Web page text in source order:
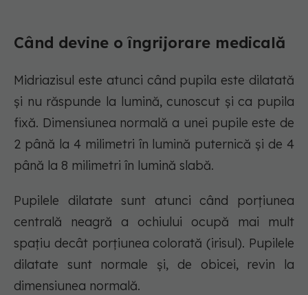
Când devine o îngrijorare medicală
Midriazisul este atunci când pupila este dilatată
și nu răspunde la lumină, cunoscut și ca pupila
fixă. Dimensiunea normală a unei pupile este de
2 până la 4 milimetri în lumină puternică și de 4
până la 8 milimetri în lumină slabă.
Pupilele dilatate sunt atunci când porțiunea
centrală neagră a ochiului ocupă mai mult
spațiu decât porțiunea colorată (irisul). Pupilele
dilatate sunt normale și, de obicei, revin la
dimensiunea normală.